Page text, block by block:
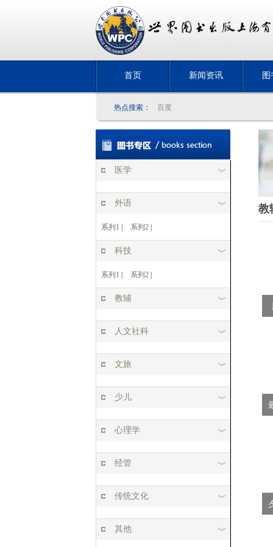
首页 新闻资讯 图
热点搜索： 百度
医学
外语
系列1 系列2
科技
系列1 系列2
教辅
人文社科
文旅
少儿
心理学
经管
传统文化
其他
教